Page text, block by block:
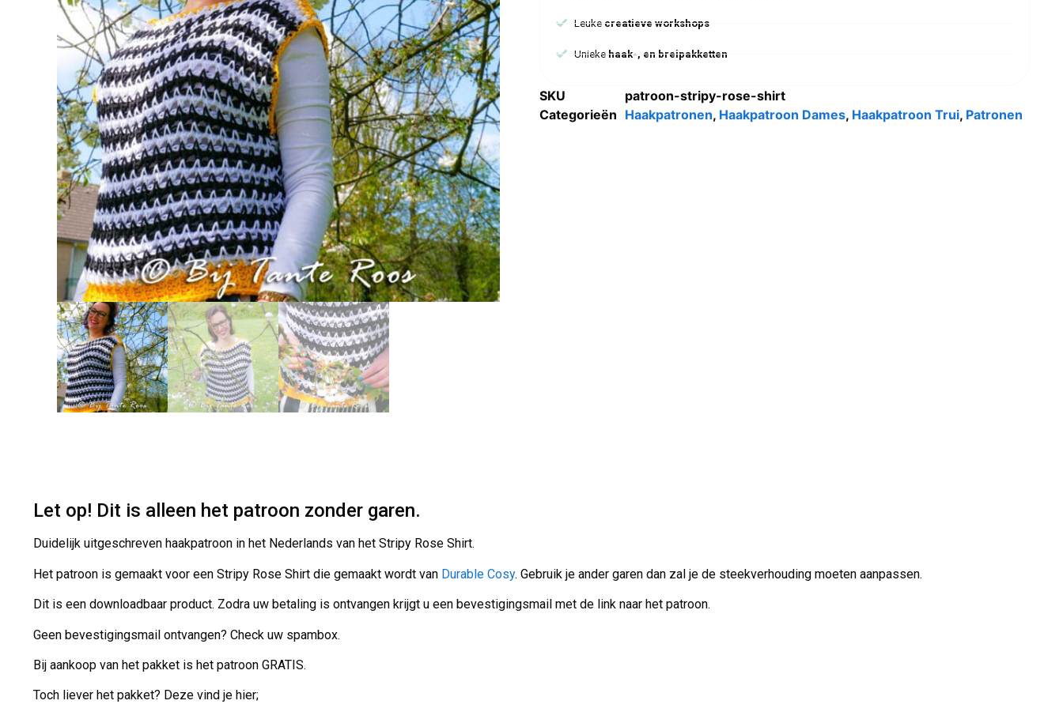
Leuke creatieve workshops
Uniekehaak-, en breipakketten
SKU
patroon-stripy-rose-shirt
Categorieën Haakpatronen, Haakpatroon Dames, Haakpatroon Trui, Patronen
Let op! Dit is alleen het patroon zonder garen.
Duidelijk uitgeschreven haakpatroon in het Nederlands van het Stripy Rose Shirt.
Het patroon is gemaakt voor een Stripy Rose Shirt die gemaakt wordt van Durable Cosy. Gebruik je ander garen dan zal je de steekverhouding moeten aanpassen.
Dit is een downloadbaar product. Zodra uw betaling is ontvangen krijgt u een bevestigingsmail met de link naar het patroon.
Geen bevestigingsmail ontvangen? Check uw spambox.
Bij aankoop van het pakket is het patroon GRATIS.
Toch liever het pakket? Deze vind je hier;